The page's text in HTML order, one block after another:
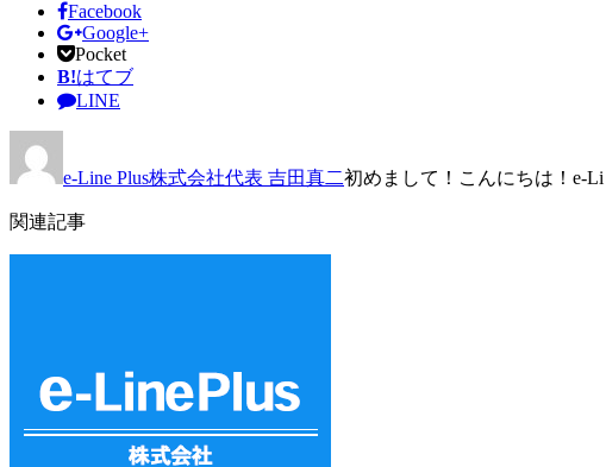
Facebook
Google+
Pocket
B!はてブ
LINE
e-Line Plus株式会社代表 吉田真二初めまして！こんにちは！e-Li
関連記事